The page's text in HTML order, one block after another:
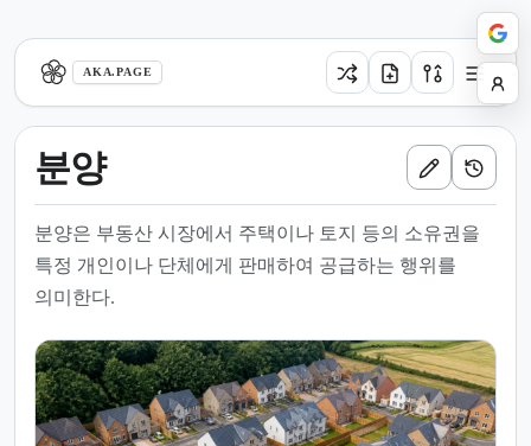
AKA.PAGE
분양
분양은 부동산 시장에서 주택이나 토지 등의 소유권을
특정 개인이나 단체에게 판매하여 공급하는 행위를
의미한다.